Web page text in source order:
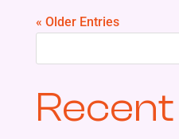
« Older Entries